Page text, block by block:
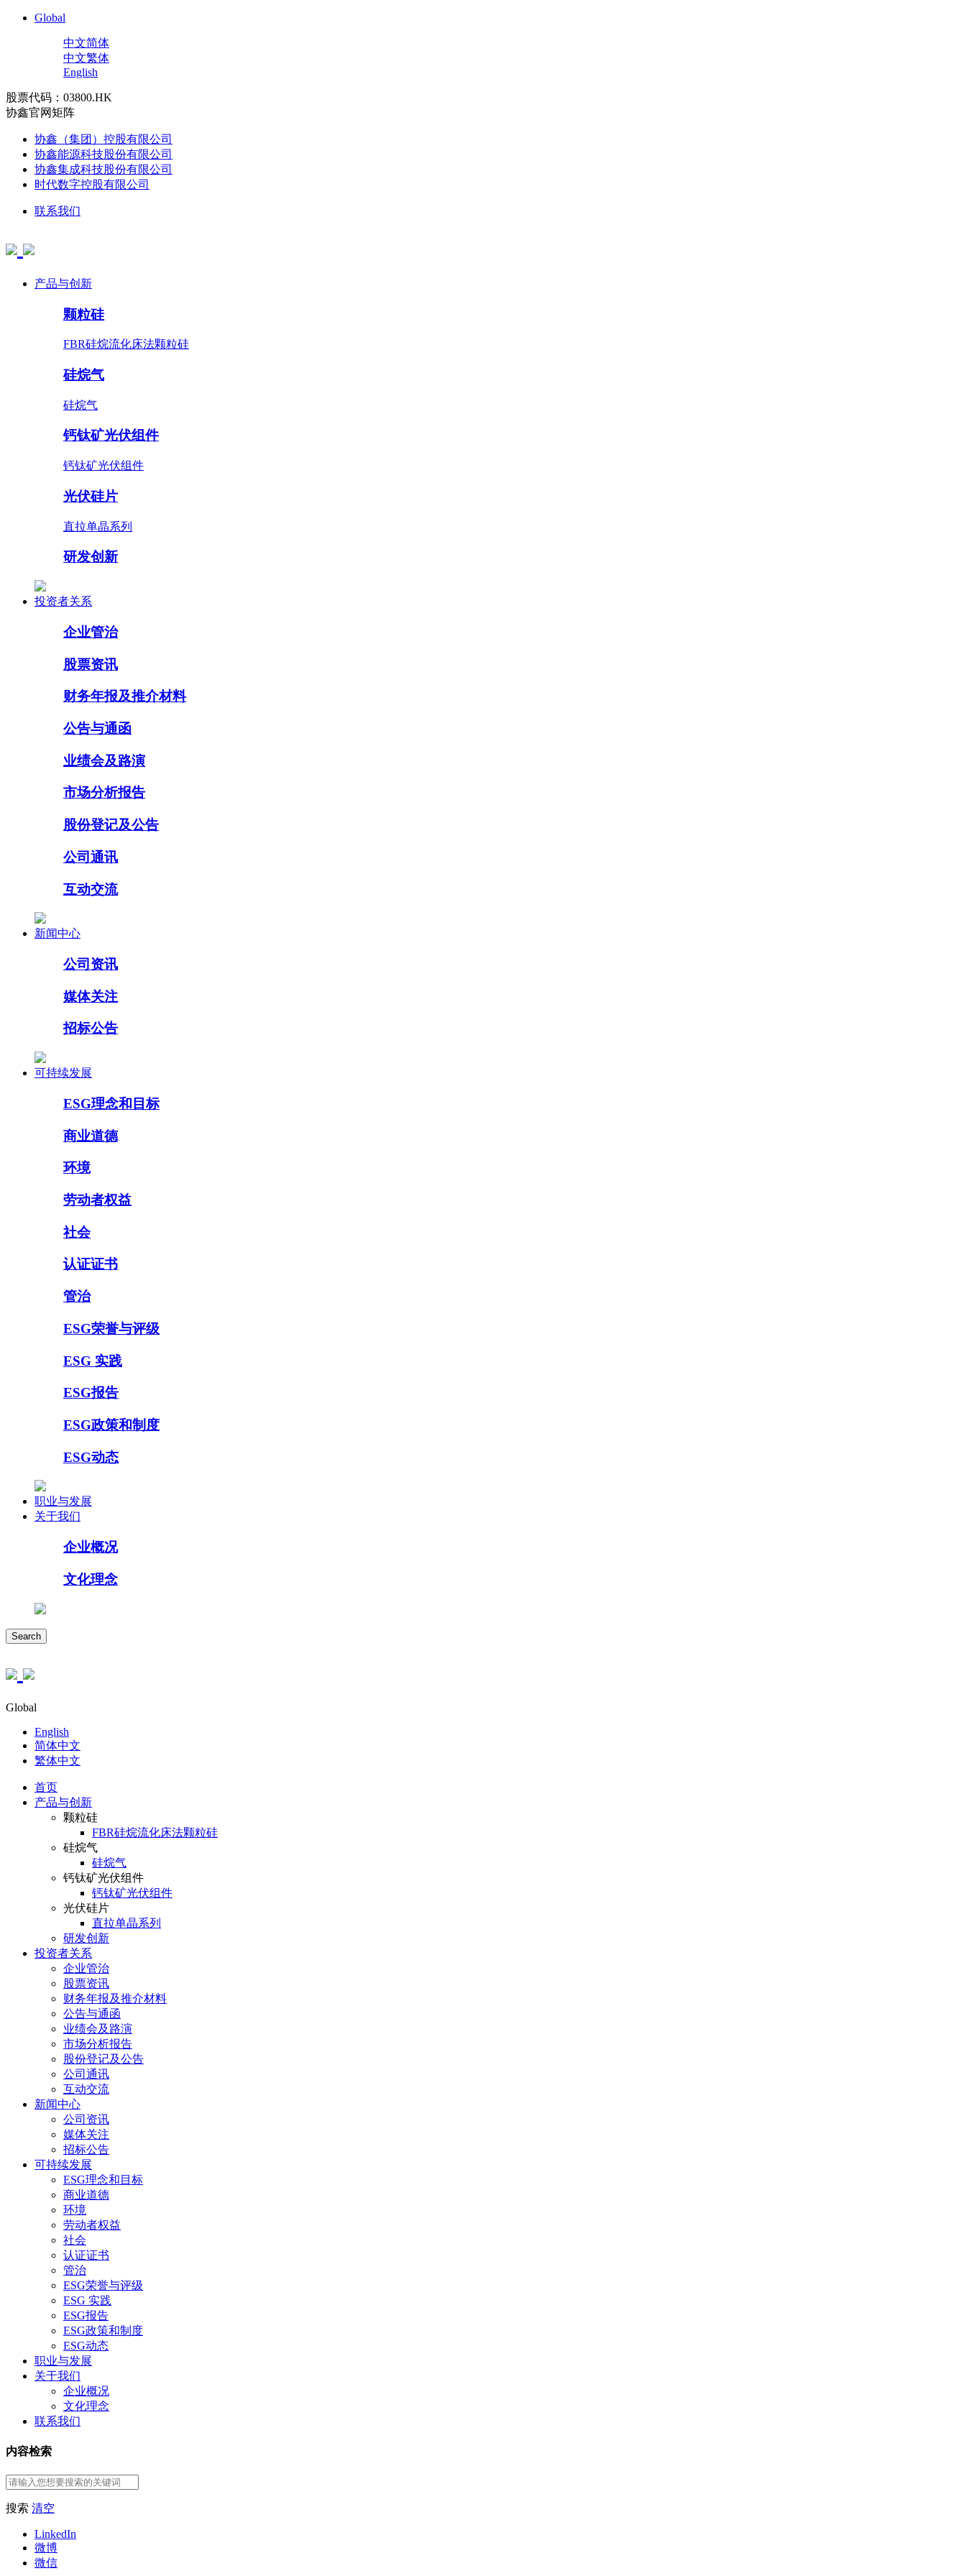
Global
中文简体
中文繁体
English
股票代码：03800.HK
协鑫官网矩阵
协鑫（集团）控股有限公司
协鑫能源科技股份有限公司
协鑫集成科技股份有限公司
时代数字控股有限公司
联系我们
产品与创新
颗粒硅
FBR硅烷流化床法颗粒硅
硅烷气
硅烷气
钙钛矿光伏组件
钙钛矿光伏组件
光伏硅片
直拉单晶系列
研发创新
投资者关系
企业管治
股票资讯
财务年报及推介材料
公告与通函
业绩会及路演
市场分析报告
股份登记及公告
公司通讯
互动交流
新闻中心
公司资讯
媒体关注
招标公告
可持续发展
ESG理念和目标
商业道德
环境
劳动者权益
社会
认证证书
管治
ESG荣誉与评级
ESG 实践
ESG报告
ESG政策和制度
ESG动态
职业与发展
关于我们
企业概况
文化理念
Search
Global
English
简体中文
繁体中文
首页
产品与创新
颗粒硅
FBR硅烷流化床法颗粒硅
硅烷气
硅烷气
钙钛矿光伏组件
钙钛矿光伏组件
光伏硅片
直拉单晶系列
研发创新
投资者关系
企业管治
股票资讯
财务年报及推介材料
公告与通函
业绩会及路演
市场分析报告
股份登记及公告
公司通讯
互动交流
新闻中心
公司资讯
媒体关注
招标公告
可持续发展
ESG理念和目标
商业道德
环境
劳动者权益
社会
认证证书
管治
ESG荣誉与评级
ESG 实践
ESG报告
ESG政策和制度
ESG动态
职业与发展
关于我们
企业概况
文化理念
联系我们
内容检索
搜索 清空
LinkedIn
微博
微信